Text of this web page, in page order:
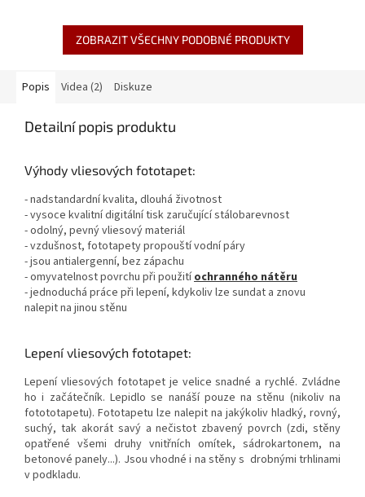
ZOBRAZIT VŠECHNY PODOBNÉ PRODUKTY
Popis Videa (2) Diskuze
Detailní popis produktu
Výhody vliesových fototapet:
- nadstandardní kvalita, dlouhá životnost
- vysoce kvalitní digitální tisk zaručující stálobarevnost
- odolný, pevný vliesový materiál
- vzdušnost, fototapety propouští vodní páry
- jsou antialergenní, bez zápachu
- omyvatelnost povrchu při použitíochranného nátěru
- jednoduchá práce při lepení, kdykoliv lze sundat a znovu
nalepit na jinou stěnu
Lepení vliesových fototapet:
Lepení vliesových fototapet je velice snadné a rychlé. Zvládne
ho i začátečník. Lepidlo se nanáší pouze na stěnu (nikoliv na
fotototapetu). Fototapetu lze nalepit na jakýkoliv hladký, rovný,
suchý, tak akorát savý a nečistot zbavený povrch (zdi, stěny
opatřené všemi druhy vnitřních omítek, sádrokartonem, na
betonové panely...). Jsou vhodné i na stěny s drobnými trhlinami
v podkladu.